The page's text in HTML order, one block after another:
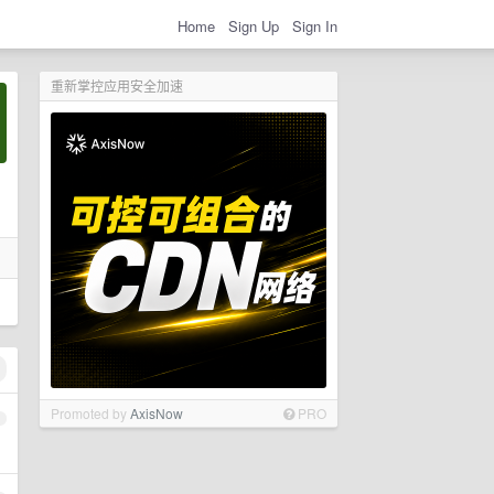
Home Sign Up Sign In
重新掌控应用安全加速
Promoted byAxisNow PRO